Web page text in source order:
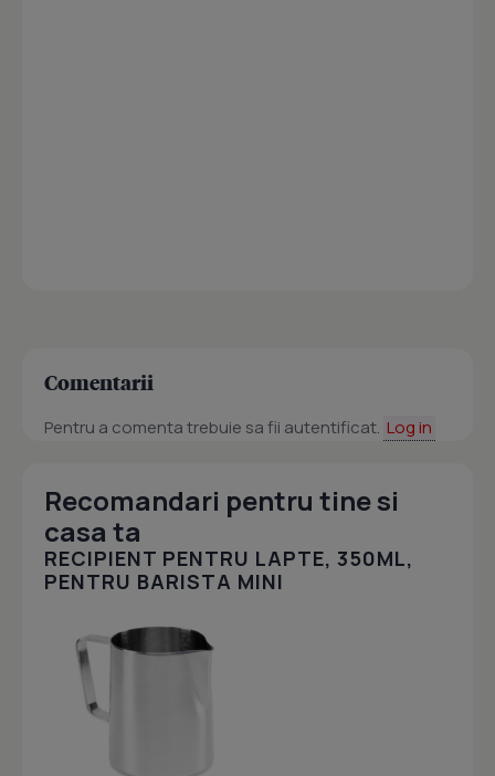
Comentarii
Pentru a comenta trebuie sa fii autentificat. Log in
Recomandari pentru tine si
casa ta
RECIPIENT PENTRU LAPTE, 350ML,
PENTRU BARISTA MINI